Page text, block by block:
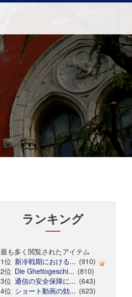
ランキング
最も多く閲覧されたアイテム
1位 新冷戦期における... (910)
2位 Die Ghettogeschi... (810)
3位 通信の安全保障に... (643)
4位 ショート動画の効... (623)